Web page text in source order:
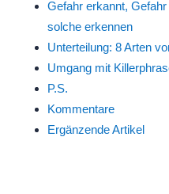
Gefahr erkannt,
solche erkennen
Unterteilung: 8 Arten
Umgang mit
P.S.
Kommentare
Ergänzende Artikel